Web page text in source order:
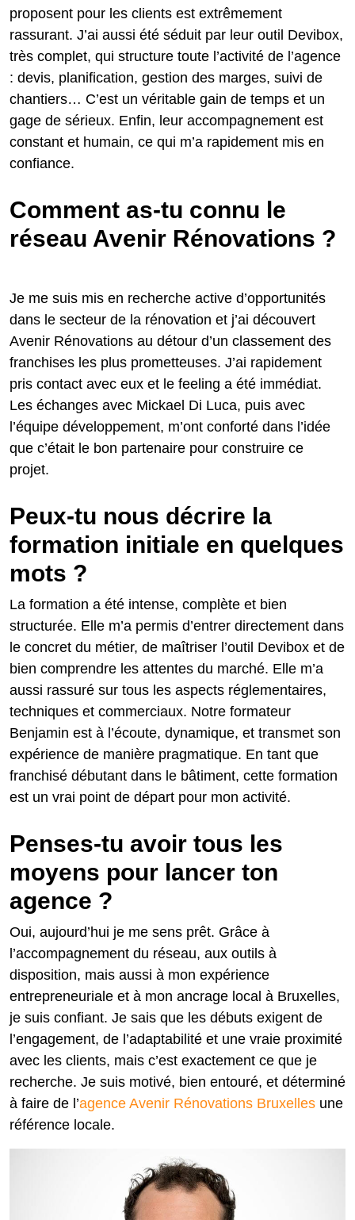
proposent pour les clients est extrêmement
rassurant. J’ai aussi été séduit par leur outil Devibox,
très complet, qui structure toute l’activité de l’agence
: devis, planification, gestion des marges, suivi de
chantiers… C’est un véritable gain de temps et un
gage de sérieux. Enfin, leur accompagnement est
constant et humain, ce qui m’a rapidement mis en
confiance.
Comment as-tu connu le
réseau Avenir Rénovations ?
Je me suis mis en recherche active d’opportunités
dans le secteur de la rénovation et j’ai découvert
Avenir Rénovations au détour d’un classement des
franchises les plus prometteuses. J’ai rapidement
pris contact avec eux et le feeling a été immédiat.
Les échanges avec Mickael Di Luca, puis avec
l’équipe développement, m’ont conforté dans l’idée
que c’était le bon partenaire pour construire ce
projet.
Peux-tu nous décrire la
formation initiale en quelques
mots ?
La formation a été intense, complète et bien
structurée. Elle m’a permis d’entrer directement dans
le concret du métier, de maîtriser l’outil Devibox et de
bien comprendre les attentes du marché. Elle m’a
aussi rassuré sur tous les aspects réglementaires,
techniques et commerciaux. Notre formateur
Benjamin est à l’écoute, dynamique, et transmet son
expérience de manière pragmatique. En tant que
franchisé débutant dans le bâtiment, cette formation
est un vrai point de départ pour mon activité.
Penses-tu avoir tous les
moyens pour lancer ton
agence ?
Oui, aujourd’hui je me sens prêt. Grâce à
l’accompagnement du réseau, aux outils à
disposition, mais aussi à mon expérience
entrepreneuriale et à mon ancrage local à Bruxelles,
je suis confiant. Je sais que les débuts exigent de
l’engagement, de l’adaptabilité et une vraie proximité
avec les clients, mais c’est exactement ce que je
recherche. Je suis motivé, bien entouré, et déterminé
à faire de l’agence Avenir Rénovations Bruxelles une
référence locale.